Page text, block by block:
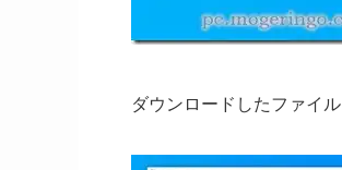
ダウンロードしたファイル